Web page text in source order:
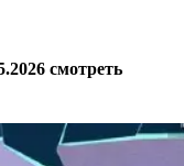
смотреть